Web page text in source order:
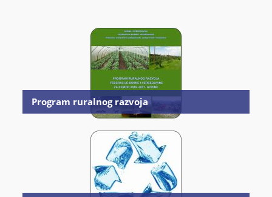
Program ruralnog razvoja